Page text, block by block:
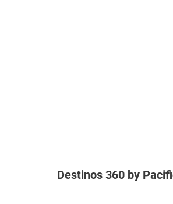
Destinos 360 by